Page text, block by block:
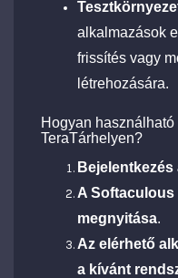
alkalmazások
frissítés vagy
létrehozására.
Hogyan
TeraTárhelyen?
A
megnyitása.
Az elérhető
a kívánt